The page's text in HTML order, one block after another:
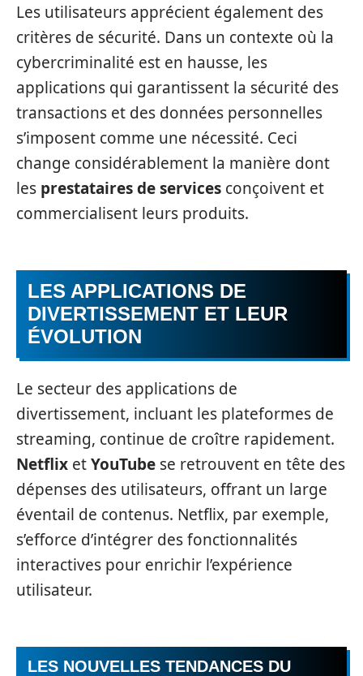
Les utilisateurs apprécient également des
critères de sécurité. Dans un contexte où la
cybercriminalité est en hausse, les
applications qui garantissent la sécurité des
transactions et des données personnelles
s’imposent comme une nécessité. Ceci
change considérablement la manière dont
les prestataires de services conçoivent et
commercialisent leurs produits.
LES APPLICATIONS DE
DIVERTISSEMENT ET LEUR
ÉVOLUTION
Le secteur des applications de
divertissement, incluant les plateformes de
streaming, continue de croître rapidement.
Netflix etYouTube se retrouvent en tête des
dépenses des utilisateurs, offrant un large
éventail de contenus. Netflix, par exemple,
s’efforce d’intégrer des fonctionnalités
interactives pour enrichir l’expérience
utilisateur.
LES NOUVELLES TENDANCES DU